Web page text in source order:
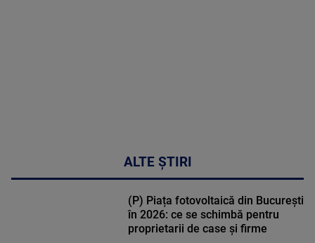
ALTE ȘTIRI
(P) Piața fotovoltaică din București
în 2026: ce se schimbă pentru
proprietarii de case și firme